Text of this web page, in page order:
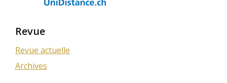
Revue
Revue actuelle
Archives